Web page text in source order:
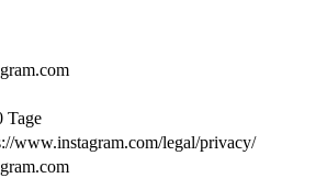
Tage
www.instagram.com/legal/privacy/